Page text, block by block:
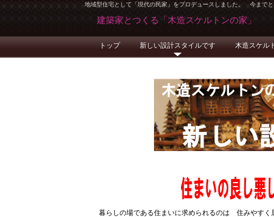
地域型住宅として「現代の民家」をプロデュースしました。 今までと
建築家とつくる「木造スケルトンの
トップ 新しい設計スタイルです 木造スケル
暮らしの場である住まいに求められるのは 住みやすく